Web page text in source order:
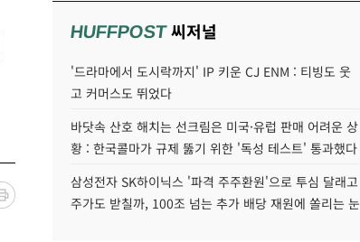
HUFFPOST씨저널
'드라마에서 도시락까지' IP 키운 CJ ENM : 티빙도 웃
고 커머스도 뛰었다
바닷속 산호 해치는 선크림은 미국·유럽 판매 어려운 상
황 : 한국콜마가 규제 뚫기 위한 '독성 테스트' 통과했다
삼성전자 SK하이닉스 '파격 주주환원'으로 투심 달래고
주가도 받칠까, 100조 넘는 추가 배당 재원에 쏠리는 눈